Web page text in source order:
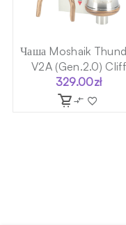
Чаша Moshaik
V2A (Gen.2.0) Cliff
329.00zł